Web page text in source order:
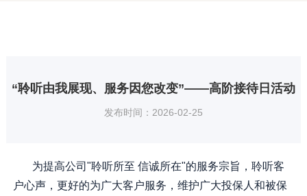
“聆听由我展现、服务因您改变”——高阶接待日活动
发布时间：2026-02-25
为提高公司"聆听所至 信诚所在"的服务宗旨，聆听客
户心声，更好的为广大客户服务，维护广大投保人和被保